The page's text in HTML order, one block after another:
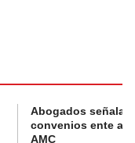
Abogados
convenios ente
AMC